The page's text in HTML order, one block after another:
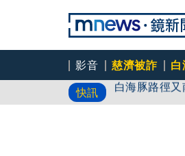
影音 慈濟被詐
快訊
白海豚路徑
慈濟挨詐十